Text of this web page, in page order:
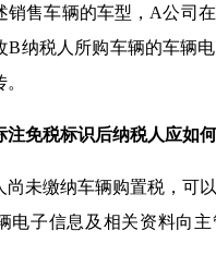
销售车辆的车型，A公司
B纳税人所购车辆的车辆
注免税标识后纳税人应如
尚未缴纳车辆购置税，可
电子信息及相关资料向